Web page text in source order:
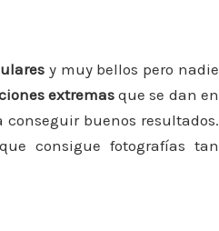
y muy bellos pero nadie
extremasque se dan en
buenos resultados.
consigue fotografías tan